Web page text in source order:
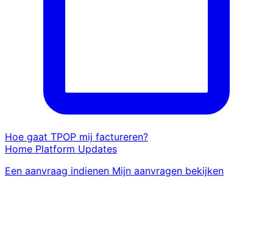
Hoe gaat TPOP mij factureren?
Home Platform Updates
Een aanvraag indienen Mijn aanvragen bekijken